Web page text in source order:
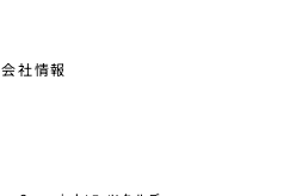
会社情報